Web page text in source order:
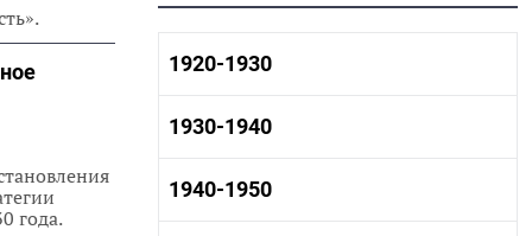
года.
1920-1930
1920-1930 история
1920-1930 культура
1930-1940
1930-1940 история
1930-1940 культура
1940-1950